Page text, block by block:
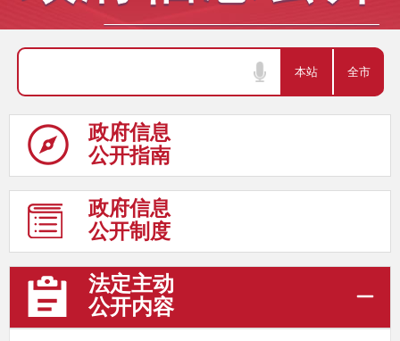
政府信息
公开指南
政府信息
公开制度
法定主动
公开内容